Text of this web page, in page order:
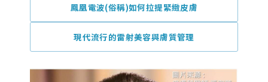
鳳凰電波(俗稱)如何拉提緊緻皮膚
現代流行的雷射美容與膚質管理